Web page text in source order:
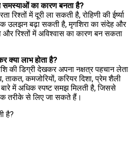
समस्याओं का कारण बनता है?
रिश्तों में दूरी ला सकती है, रोहिणी की ईर्ष्या
उलझन बढ़ा सकती है, मृगशिरा का संदेह और
रिश्तों में अविश्वास का कारण बन सकता
क्या लाभ होता है?
की डिग्री देखकर अपना नक्षत्र पहचान लेता
कमजोरियों, करियर दिशा, प्रेम शैली
में अधिक स्पष्ट समझ मिलती है, जिससे
तरीके से लिए जा सकते हैं।
है?